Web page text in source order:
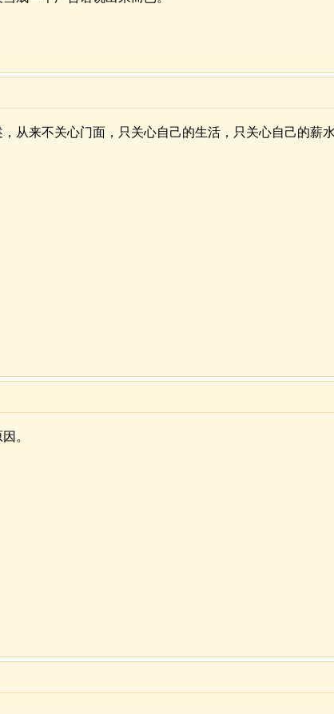
从来不关心门面，只关心自己的生活，只关心自己的薪
。